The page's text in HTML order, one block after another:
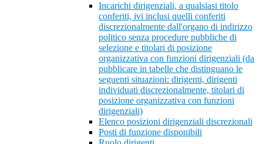
Incarichi dirigenziali, a qualsiasi titolo
conferiti, ivi inclusi quelli conferiti
discrezionalmente dall'organo di indirizzo
politico senza procedure pubbliche di
selezione e titolari di posizione
organizzativa con funzioni dirigenziali (da
pubblicare in tabelle che distinguano le
seguenti situazioni: dirigenti, dirigenti
individuati discrezionalmente, titolari di
posizione organizzativa con funzioni
dirigenziali)
Elenco posizioni dirigenziali discrezionali
Posti di funzione disponibili